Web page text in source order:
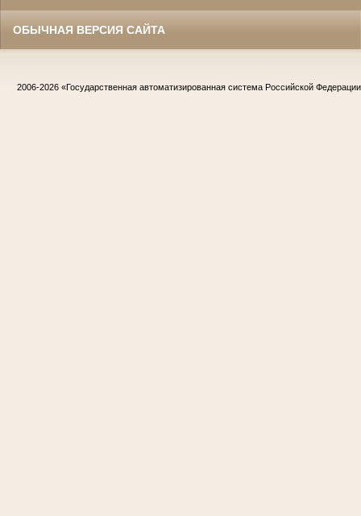
ОБЫЧНАЯ ВЕРСИЯ САЙТА
2006-2026 «Государственная автоматизированная система Российской